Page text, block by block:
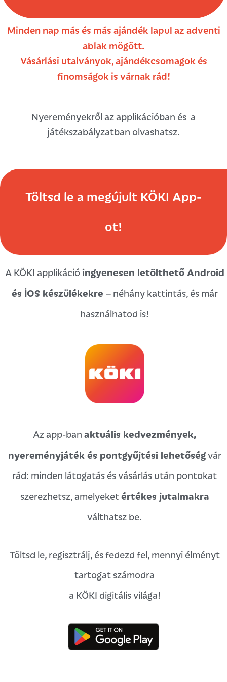
Minden nap más és más ajándék lapul az adventi
ablak mögött.
Vásárlási utalványok, ajándékcsomagokés
finomságok is várnak rád!
Nyereményekről az applikációban és a
játékszabályzatban olvashatsz.
Töltsd le a megújult KÖKI App-
ot!
A KÖKI applikáció ingyenesen letölthető Android
és iOS készülékekre – néhány kattintás, és már
használhatod is!
Az app-ban aktuális kedvezmények,
nyereményjáték és pontgyűjtési lehetőségvár
rád: minden látogatás és vásárlás után pontokat
szerezhetsz, amelyeketértékes jutalmakra
válthatsz be.
Töltsd le, regisztrálj, és fedezd fel, mennyi élményt
tartogat számodra
a KÖKI digitális világa!